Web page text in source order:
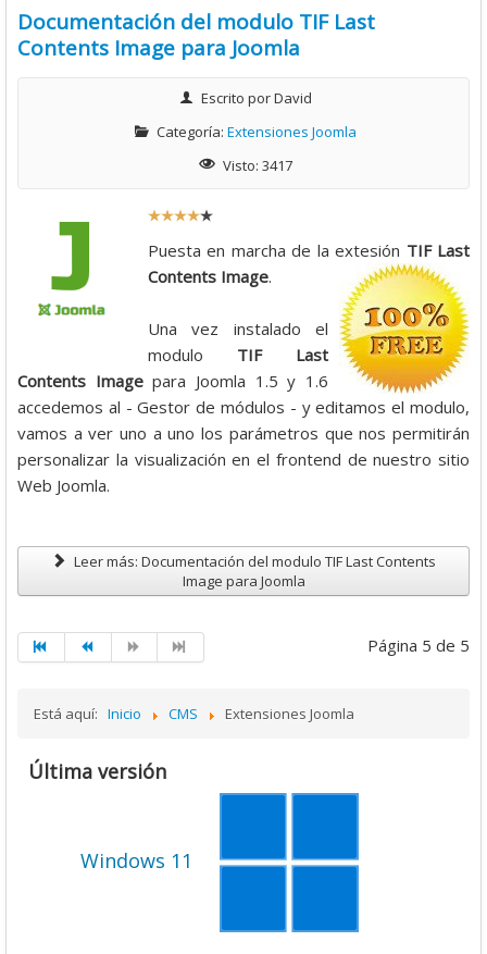
Documentación del modulo TIF Last
Contents Image para Joomla
Escrito porDavid
Categoría:Extensiones Joomla
Visto: 3417
Puesta en marcha de la extesión TIF Last
Contents Image.
Una vez instalado el
modulo TIF Last
Contents Imagepara Joomla 1.5 y 1.6
accedemos al - Gestor de módulos - y editamos el modulo,
vamos a ver uno a uno los parámetros que nos permitirán
personalizar la visualización en el frontend de nuestro sitio
Web Joomla.
Leer más: Documentación del modulo TIF Last Contents
Image para Joomla
Página 5 de 5
Está aquí: Inicio CMS Extensiones Joomla
Última versión
Windows 11